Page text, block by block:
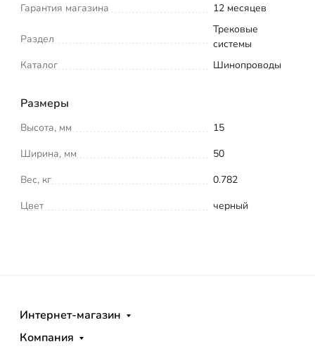
Гарантия магазина
12 месяцев
Раздел
Трековые
системы
Каталог
Шинопроводы
Размеры
Высота, мм
15
Ширина, мм
50
Вес, кг
0.782
Цвет
черный
Интернет-магазин
Компания